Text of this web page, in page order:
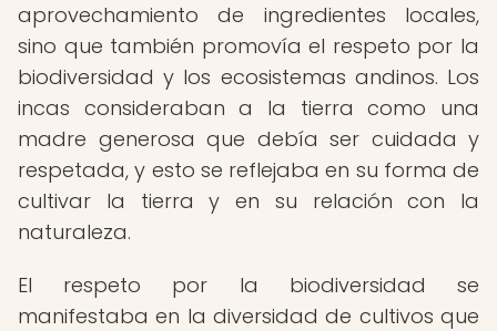
aprovechamiento de ingredientes locales,
sino que también promovía el respeto por la
biodiversidad y los ecosistemas andinos. Los
incas consideraban a la tierra como una
madre generosa que debía ser cuidada y
respetada, y esto se reflejaba en su forma de
cultivar la tierra y en su relación con la
naturaleza.
El respeto por la biodiversidad se
manifestaba en la diversidad de cultivos que